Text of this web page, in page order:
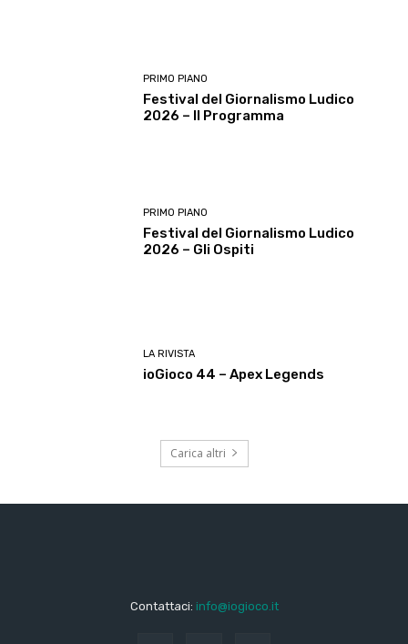
PRIMO PIANO
Festival del Giornalismo Ludico
2026 – Il Programma
PRIMO PIANO
Festival del Giornalismo Ludico
2026 – Gli Ospiti
LA RIVISTA
ioGioco 44 – Apex Legends
Carica altri
Contattaci: info@iogioco.it